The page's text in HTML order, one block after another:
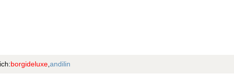
borgideluxe, andilin